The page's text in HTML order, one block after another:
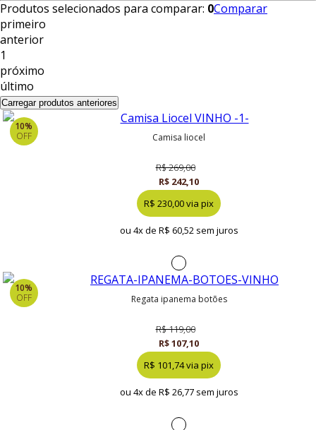
Produtos selecionados para comparar: 0Comparar
primeiro
anterior
1
próximo
último
Carregar produtos anteriores
10%
OFF
camisa liocel
R$ 269,00
R$ 242,10
R$ 230,00 via pix
ou 4x de R$ 60,52 sem juros
10%
OFF
regata ipanema botões
R$ 119,00
R$ 107,10
R$ 101,74 via pix
ou 4x de R$ 26,77 sem juros